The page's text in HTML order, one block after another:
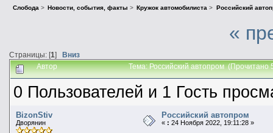
Слобода > Новости, события, факты > Кружок автомобилиста > Российский
«
Страницы: [1] Вниз
Автор Тема: Российский автопром (Прочитано
0 Пользователей и 1 Гость
BizonStiv
Дворянин
Российский автопром
« : 24 Ноября 2022, 19:11:28 »